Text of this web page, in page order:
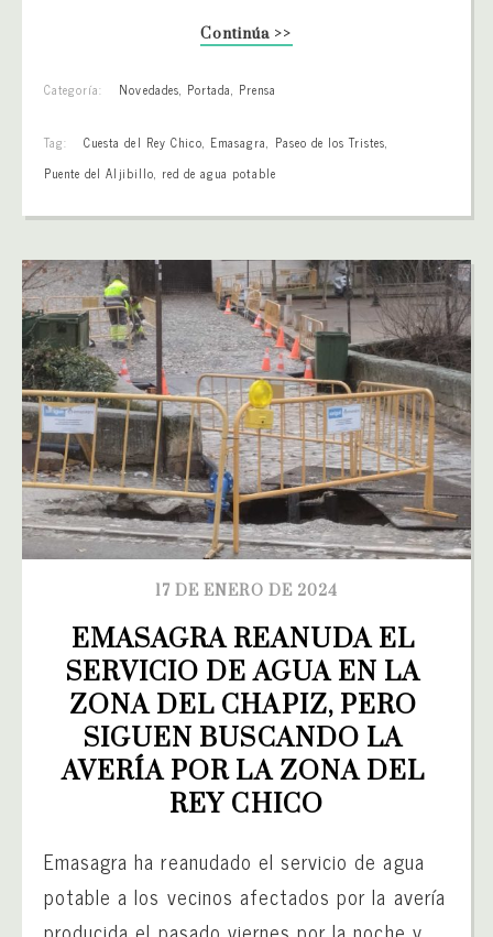
Continúa >>
Categoría: Novedades, Portada, Prensa
Tag: Cuesta del Rey Chico, Emasagra, Paseo de los Tristes,
Puente del Aljibillo, red de agua potable
17 DE ENERO DE 2024
EMASAGRA REANUDA EL
SERVICIO DE AGUA EN LA
ZONA DEL CHAPIZ, PERO
SIGUEN BUSCANDO LA
AVERÍA POR LA ZONA DEL
REY CHICO
Emasagra ha reanudado el servicio de agua
potable a los vecinos afectados por la avería